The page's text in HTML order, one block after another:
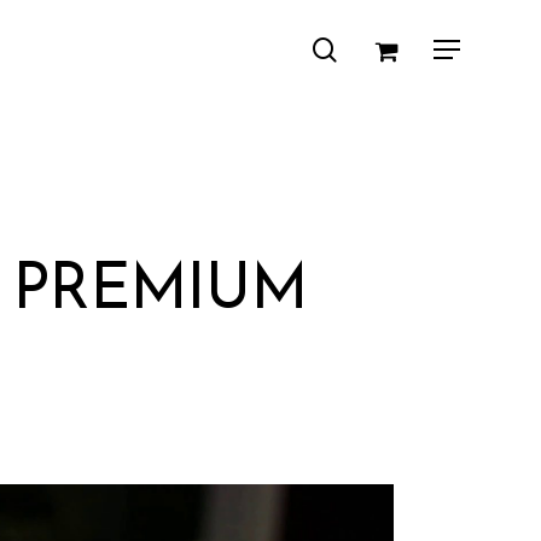
Menu
search
€.